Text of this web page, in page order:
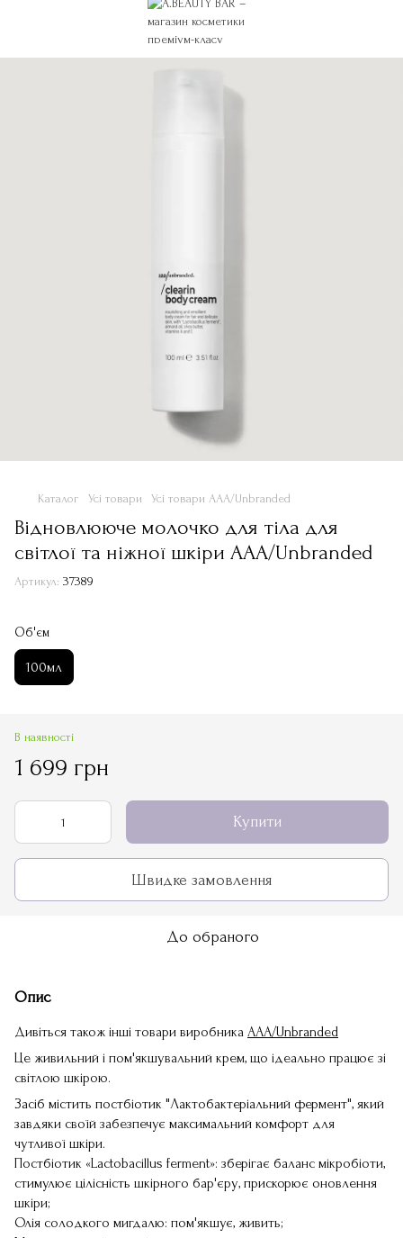
Каталог Усі товари Усі товари ААА/Unbranded
Відновлююче молочко для тіла для
світлої та ніжної шкіри ААА/Unbranded
Артикул: 37389
Об'єм
100мл
В наявності
1 699 грн
Купити
Швидке замовлення
До обраного
Опис
Дивіться також інші товари виробника AAA/Unbranded
Це живильний і пом'якшувальний крем, що ідеально працює зі
світлою шкірою.
Засіб містить постбіотик "Лактобактеріальний фермент", який
завдяки своїй забезпечує максимальний комфорт для
чутливої шкіри.
Постбіотик «Lactobacillus ferment»: зберігає баланс мікробіоти,
стимулює цілісність шкірного бар'єру, прискорює оновлення
шкіри;
Олія солодкого мигдалю: пом'якшує, живить;